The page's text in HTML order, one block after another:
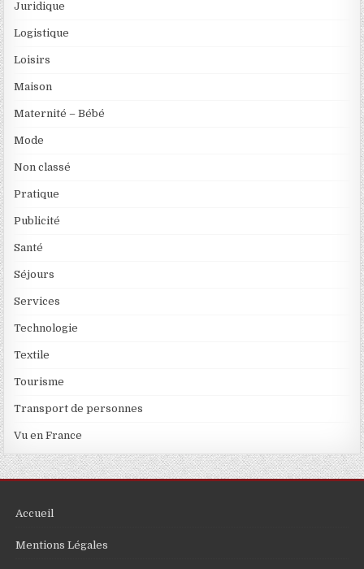
Juridique
Logistique
Loisirs
Maison
Maternité – Bébé
Mode
Non classé
Pratique
Publicité
Santé
Séjours
Services
Technologie
Textile
Tourisme
Transport de personnes
Vu en France
Accueil
Mentions Légales